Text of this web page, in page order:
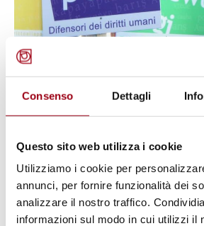
Consenso Dettagli
Questo sito web utilizza i cookie
Utilizziamo i cookie per
annunci, per fornire funzionalità dei
analizzare il nostro traffico.
informazioni sul modo in cui utilizzi il
NAZIONI UNITE / ONU
Il rispetto della
internazionale e la
centralità delle Nazioni
l’unica alternativa
10.02.2015